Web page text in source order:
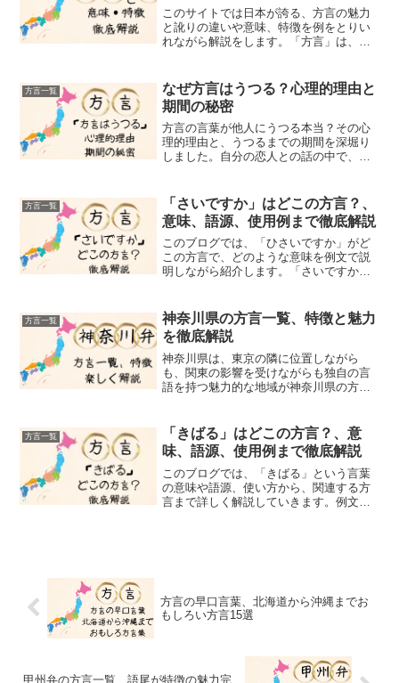
このサイトでは日本が誇る、方言の魅力
と訛りの違いや意味、特徴を例をとりい
れながら解説をします。「方言」は、日
それぞれ特定の地方で用いられる言葉で
す。例えば、関西弁の「儲...
方言一覧
なぜ方言はうつる？心理的理由と
期間の秘密
方言の言葉が他人にうつる本当？その心
理的理由と、うつるまでの期間を深堀り
しました。自分の恋人との話の中で、恋
る。また、話す相手の方の方言を聞いて
いるうちに、あの人の地元...
方言一覧
「さいですか」はどこの方言？、
意味、語源、使用例まで徹底解説
このブログでは、「ひさいですか」がど
この方言で、どのような意味を例文で説
明しながら紹介します。「さいですか」
は（そうですか）（そうですね）の意味
を持つ、ユニークな響きの...
方言一覧
神奈川県の方言一覧、特徴と魅力
を徹底解説
神奈川県は、東京の隣に位置しながら
も、関東の影響を受けながらも独自の言
語を持つ魅力的な地域が神奈川県の方言
日常会話など神奈川という地域色を豊か
に表現しています。この記事...
方言一覧
「きばる」はどこの方言？、意
味、語源、使用例まで徹底解説
このブログでは、「きばる」という言葉
の意味や語源、使い方から、関連する方
言まで詳しく解説していきます。例文を
方言の早口言葉、北海道から沖縄までお
もしろい方言15選
甲州弁の方言一覧、語尾が特徴の魅力完